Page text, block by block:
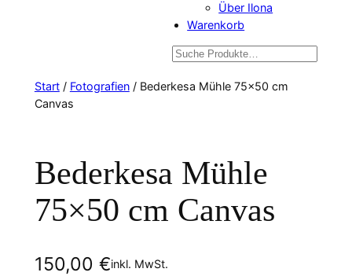
Über Ilona
Warenkorb
Suchen
Start/ Fotografien/ Bederkesa Mühle 75×50 cm
Canvas
Bederkesa Mühle
75×50 cm Canvas
150,00 €inkl. MwSt.